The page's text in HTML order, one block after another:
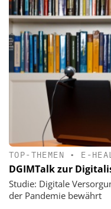
TOP-THEMEN • E-
DGIMTalk zur
Studie: Digitale
der Pandemie bewährt